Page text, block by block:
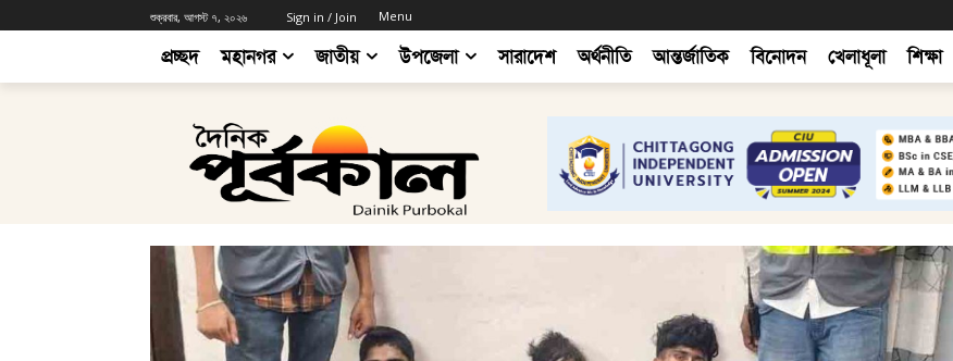
শুক্রবার, আগস্ট ৭, ২০২৬ Sign in / Join Menu
প্রচ্ছদ মহানগর জাতীয় উপজেলা সারাদেশ অর্থনীতি আন্তর্জাতিক বিনোদন খেলাধূলা শিক্ষা